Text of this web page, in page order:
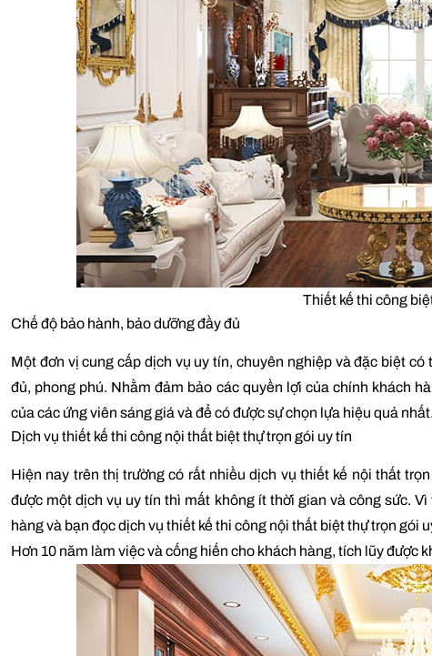
Thiết kế thi công
Chế độ bảo hành, bảo dưỡng đầy đủ
Một đơn vị cung cấp dịch vụ uy tín, chuyên nghiệp và đặc biệt
đủ, phong phú. Nhằm đảm bảo các quyền lợi của chính khách
của các ứng viên sáng giá và để có được sự chọn lựa hiệu quả nhất.
Dịch vụ thiết kế thi công nội thất biệt thự trọn gói uy tín
Hiện nay trên thị trường có rất nhiều dịch vụ thiết kế nội thất
được một dịch vụ uy tín thì mất không ít thời gian và công sức.
hàng và bạn đọc dịch vụ thiết kế thi công nội thất biệt thự trọn gói
Hơn 10 năm làm việc và cống hiến cho khách hàng, tích lũy được